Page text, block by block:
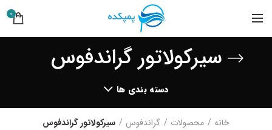
0
سیرکولاتور گراندفوس
دسته بندی ها
خانه محصولات گراندفوس سیرکولاتور گراندفوس